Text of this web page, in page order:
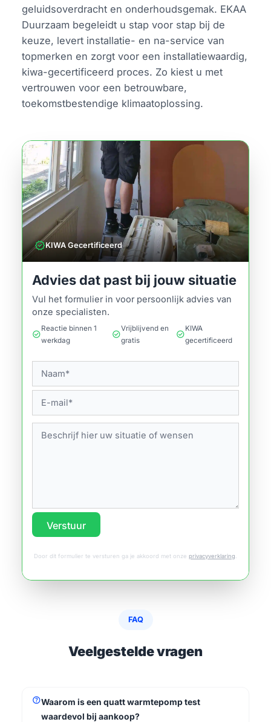
geluidsoverdracht en onderhoudsgemak. EKAA
Duurzaam begeleidt u stap voor stap bij de
keuze, levert installatie- en na-service van
topmerken en zorgt voor een installatiewaardig,
kiwa-gecertificeerd proces. Zo kiest u met
vertrouwen voor een betrouwbare,
toekomstbestendige klimaatoplossing.
verifiedKIWA Gecertificeerd
Advies dat past bij jouw situatie
Vul het formulier in voor persoonlijk advies van
onze specialisten.
check_circle
Reactie binnen 1
werkdag
check_circle
Vrijblijvend en
gratis
check_circle
KIWA
gecertificeerd
Verstuur
Door dit formulier te versturen ga je akkoord met onze privacyverklaring
FAQ
Veelgestelde vragen
helpWaarom is een quatt warmtepomp test
waardevol bij aankoop?